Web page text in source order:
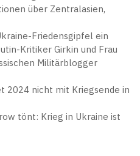
über Zentralasien,
Friedensgipfel ein
Kritiker Girkin und Frau
Militärblogger
2024 nicht mit Kriegsende in
tönt: Krieg in Ukraine ist